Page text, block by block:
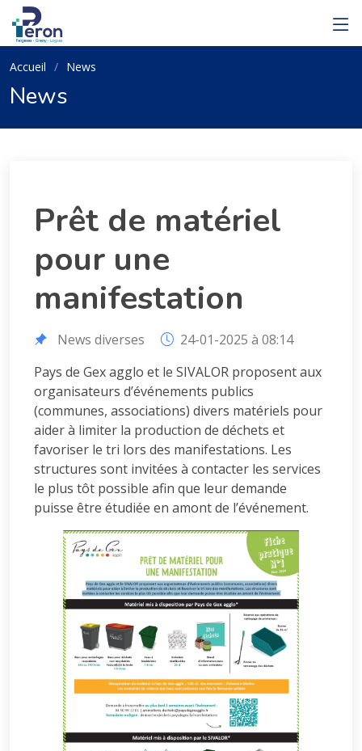
Accueil News
News
Prêt de matériel
pour une
manifestation
News diverses
24-01-2025 à 08:14
Pays de Gex agglo et le SIVALOR proposent aux
organisateurs d’événements publics
(communes, associations) divers matériels pour
aider à limiter la production de déchets et
favoriser le tri lors des manifestations. Les
structures sont invitées à contacter les services
le plus tôt possible afin que leur demande
puisse être étudiée en amont de l’événement.